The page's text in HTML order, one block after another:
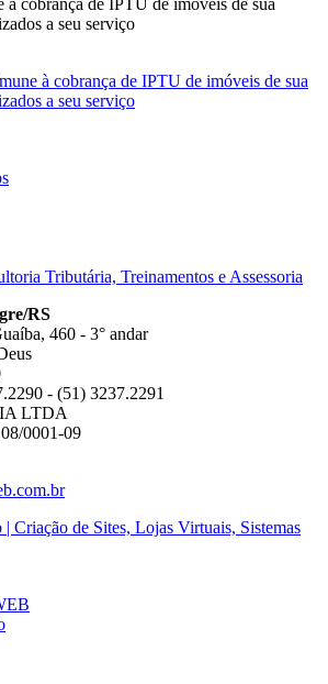
à cobrança de IPTU de imóveis de sua
a seu serviço
RS
460 - 3° andar
- (51) 3237.2291
LTDA
0001-09